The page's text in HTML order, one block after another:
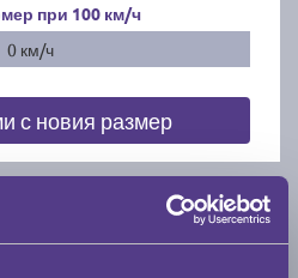
при 100 км/ч
0 км/ч
с новия размер
По марка автомобил